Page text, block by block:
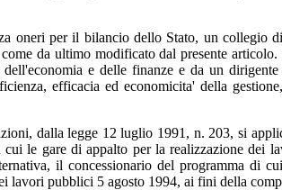
oneri per il bilancio dello Stato, un collegio
da ultimo modificato dal presente
e delle finanze e da un
efficacia ed economicita' della
dalla legge 12 luglio 1991, n. 203, si
le gare di appalto per la realizzazione dei
il concessionario del programma di
pubblici 5 agosto 1994, ai fini della